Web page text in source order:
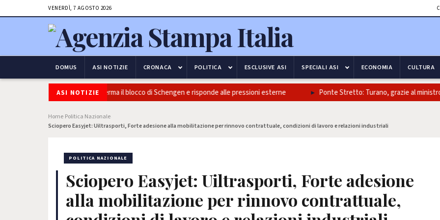
VENERDÌ, 7 AGOSTO 2026
DOMUS ASI NOTIZIE CRONACA POLITICA ESCLUSIVE ASI SPECIALI ASI ECONOMIA CULTURA
ASI NOTIZIE
e frontiere: l’Italia conferma il blocco di Schengen e risponde alle pressioni esterne Ponte Stretto: Turano, grazie al ministro
Home Politica Nazionale
Sciopero Easyjet: Uiltrasporti, Forte adesione alla mobilitazione per rinnovo contrattuale, condizioni di lavoro e relazioni industriali
POLITICA NAZIONALE
Sciopero Easyjet: Uiltrasporti, Forte adesione
alla mobilitazione per rinnovo contrattuale,